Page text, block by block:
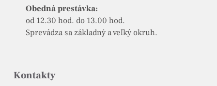
Obedná prestávka:
od 12.30 hod. do 13.00 hod.
Sprevádza sa základný a veľký okruh.
Kontakty